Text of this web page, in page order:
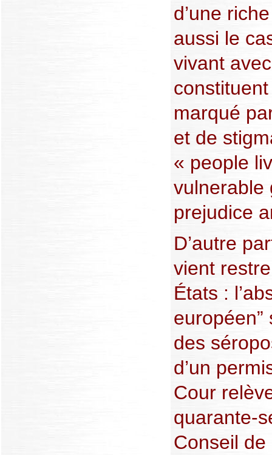
d’une
aussi le
vivant
marqué
et de
« people
vulnerable
prejudice
D’autre
vient
États :
européen”
des
d’un
Cour
quarante-
Conseil de